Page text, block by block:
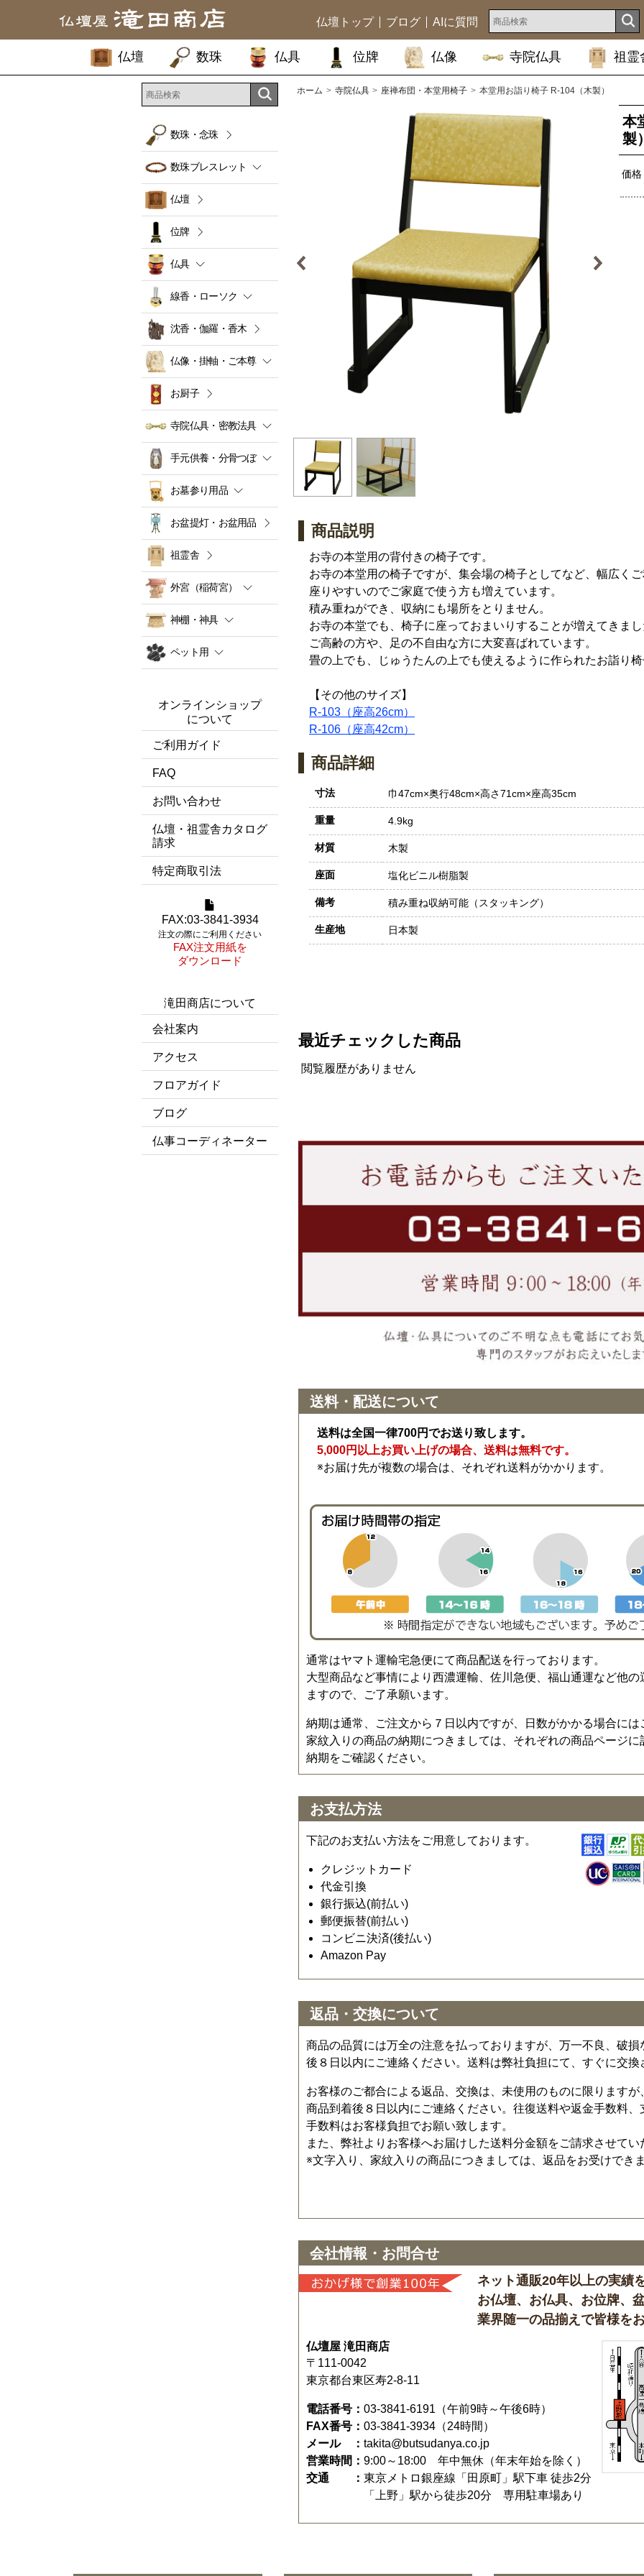
仏壇トップ ブログ AIに質問
仏壇 数珠 仏具 位牌 仏像 寺院仏具 祖霊
ホーム 寺院仏具 座禅布団・本堂用椅子 本堂用お詣り椅子 R-104（木製）
本
製
価格
商品説明
お寺の本堂用の背付きの椅子です。
お寺の本堂用の椅子ですが、集会場の椅子としてなど、幅広く
座りやすいのでご家庭で使う方も増えています。
積み重ねができ、収納にも場所をとりません。
お寺の本堂でも、椅子に座っておまいりすることが増えてきま
ご高齢の方や、足の不自由な方に大変喜ばれています。
畳の上でも、じゅうたんの上でも使えるように作られたお詣り
【その他のサイズ】
R-103（座高26cm）
R-106（座高42cm）
商品詳細
寸法 巾47cm×奥行48cm×高さ71cm×座高35cm
重量 4.9kg
材質 木製
座面 塩化ビニル樹脂製
備考 積み重ね収納可能（スタッキング）
生産地 日本製
最近チェックした商品
閲覧履歴がありません
送料・配送について
送料は全国一律700円でお送り致します。
5,000円以上お買い上げの場合、送料は無料です。
※お届け先が複数の場合は、それぞれ送料がかかります。
通常はヤマト運輸宅急便にて商品配送を行っております。
大型商品など事情により西濃運輸、佐川急便、福山通運など他
ますので、ご了承願います。
納期は通常、ご注文から７日以内ですが、日数がかかる場合に
家紋入りの商品の納期につきましては、それぞれの商品ページ
納期をご確認ください。
お支払方法
下記のお支払い方法をご用意しております。
クレジットカード
代金引換
銀行振込(前払い)
郵便振替(前払い)
コンビニ決済(後払い)
Amazon Pay
返品・交換について
商品の品質には万全の注意を払っておりますが、万一不良、破
後８日以内にご連絡ください。送料は弊社負担にて、すぐに交
お客様のご都合による返品、交換は、未使用のものに限りますが
商品到着後８日以内にご連絡ください。往復送料や返金手数料
手数料はお客様負担でお願い致します。
また、弊社よりお客様へお届けした送料分金額をご請求させてい
※文字入り、家紋入りの商品につきましては、返品をお受けでき
会社情報・お問合せ
ネット通販20年以上の実績
お仏壇、お仏具、お位牌、
業界随一の品揃えで皆様を
仏壇屋 滝田商店
〒111-0042
東京都台東区寿2-8-11
電話番号： 03-3841-6191 （午前9時～午後6時）
FAX番号： 03-3841-3934（24時間）
メール ： takita@butsudanya.co.jp
営業時間： 9:00～18:00 年中無休（年末年始を除く）
交通 ： 東京メトロ銀座線「田原町」駅下車 徒歩2分
「上野」駅から徒歩20分 専用駐車場あり
数珠・念珠
数珠ブレスレット
仏壇
位牌
仏具
線香・ローソク
沈香・伽羅・香木
仏像・掛軸・ご本尊
お厨子
寺院仏具・密教法具
手元供養・分骨つぼ
お墓参り用品
お盆提灯・お盆用品
祖霊舎
外宮（稲荷宮）
神棚・神具
ペット用
オンラインショップ
について
ご利用ガイド
FAQ
お問い合わせ
仏壇・祖霊舎カタログ
請求
特定商取引法
FAX:03-3841-3934
注文の際にご利用ください
FAX注文用紙を
ダウンロード
滝田商店について
会社案内
アクセス
フロアガイド
ブログ
仏事コーディネーター